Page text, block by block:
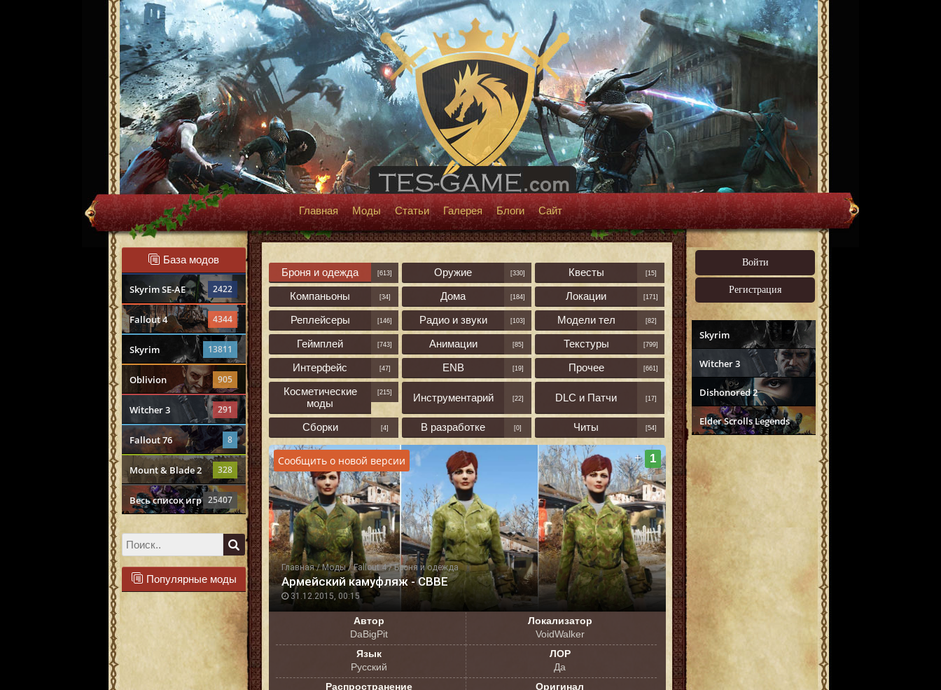
Главная Моды Статьи Галерея Блоги Сайт
База модов
Skyrim SE-AE 2422
Fallout 4 4344
Skyrim 13811
Oblivion 905
Witcher 3 291
Fallout 76 8
Mount & Blade 2 328
Весь список игр 25407
Популярные моды
Войти
Регистрация
Skyrim
Witcher 3
Dishonored 2
Elder Scrolls Legends
Броня и одежда [613] Оружие [330] Квесты [15]
Компаньоны [34] Дома [184] Локации [171]
Реплейсеры [146] Радио и звуки [103] Модели тел [82]
Геймплей [743] Анимации [85] Текстуры [799]
Интерфейс [47] ENB [19] Прочее [661]
Косметические
моды
[215] Инструментарий [22] DLC и Патчи [17]
Сборки [4] В разработке [0] Читы [54]
Главная/Моды/Fallout 4/Броня и одежда
31.12.2015, 00:15
Армейский камуфляж - CBBE
Сообщить о новой версии + 1
Автор
DaBigPit
Локализатор
VoidWalker
Язык
Русский
ЛОР
Да
Распространение
Оригинал